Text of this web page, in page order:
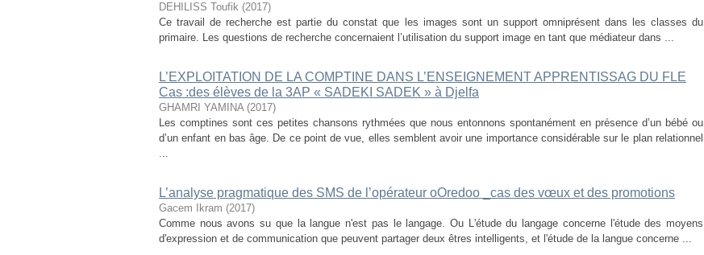
DEHILISS Toufik (2017)
Ce travail de recherche est partie du constat que les images sont un support omniprésent dans les classes du
primaire. Les questions de recherche concernaient l’utilisation du support image en tant que médiateur dans ...
L’EXPLOITATION DE LA COMPTINE DANS L’ENSEIGNEMENT APPRENTISSAG DU FLE
Cas :des élèves de la 3AP « SADEKI SADEK » à Djelfa
GHAMRI YAMINA (2017)
Les comptines sont ces petites chansons rythmées que nous entonnons spontanément en présence d’un bébé ou
d’un enfant en bas âge. De ce point de vue, elles semblent avoir une importance considérable sur le plan relationnel
...
L’analyse pragmatique des SMS de l’opérateur oOredoo _cas des vœux et des promotions
Gacem Ikram (2017)
Comme nous avons su que la langue n'est pas le langage. Ou L'étude du langage concerne l'étude des moyens
d'expression et de communication que peuvent partager deux êtres intelligents, et l'étude de la langue concerne ...